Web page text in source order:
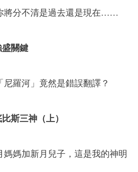
將分不清是過去還是現在……
盛關鍵
尼羅河」竟然是錯誤翻譯？
斯三神（上）
媽媽加新月兒子，這是我的神明